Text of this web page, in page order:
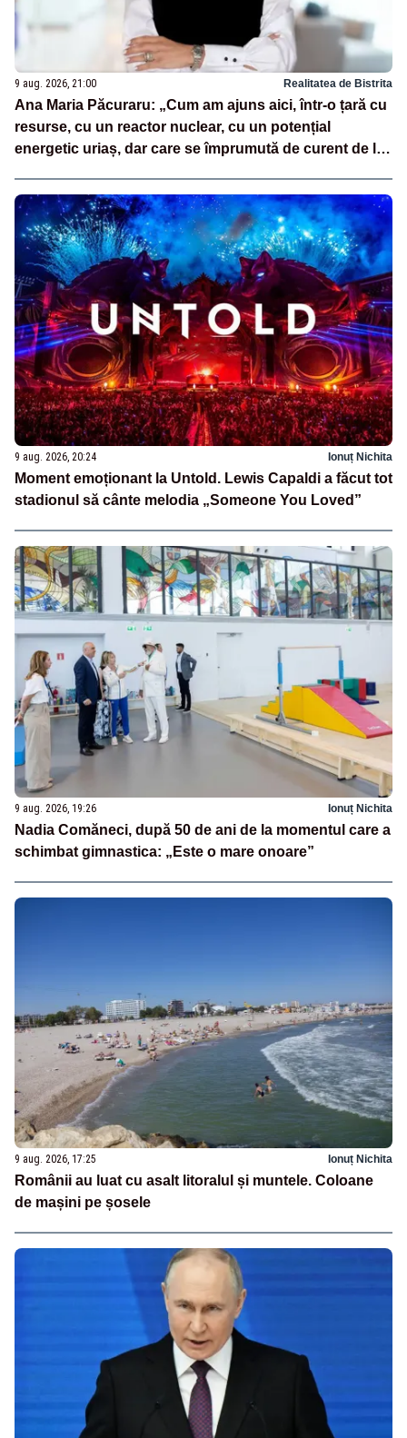
9 aug. 2026, 21:00 Realitatea de Bistrita
Ana Maria Păcuraru: „Cum am ajuns aici, într-o țară cu
resurse, cu un reactor nuclear, cu un potențial
energetic uriaș, dar care se împrumută de curent de la
9 aug. 2026, 20:24 Ionuț Nichita
Moment emoționant la Untold. Lewis Capaldi a făcut tot
stadionul să cânte melodia „Someone You Loved”
9 aug. 2026, 19:26 Ionuț Nichita
Nadia Comăneci, după 50 de ani de la momentul care a
schimbat gimnastica: „Este o mare onoare”
9 aug. 2026, 17:25 Ionuț Nichita
Românii au luat cu asalt litoralul și muntele. Coloane
de mașini pe șosele